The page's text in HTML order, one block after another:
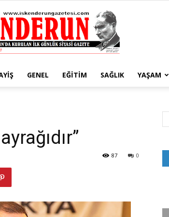
GENEL EĞITIM SAĞLIK YAŞAM
0
87